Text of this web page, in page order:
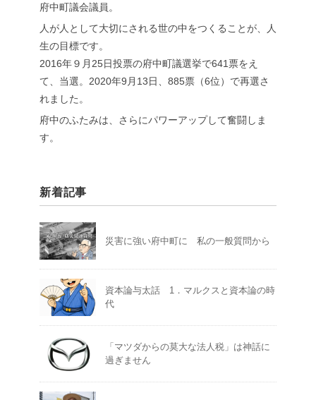
府中町議会議員。
人が人として大切にされる世の中をつくることが、人
生の目標です。
2016年９月25日投票の府中町議選挙で641票をえ
て、当選。2020年9月13日、885票（6位）で再選さ
れました。
府中のふたみは、さらにパワーアップして奮闘しま
す。
新着記事
災害に強い府中町に 私の一般質問から
資本論与太話 1．マルクスと資本論の時
代
「マツダからの莫大な法人税」は神話に
過ぎません